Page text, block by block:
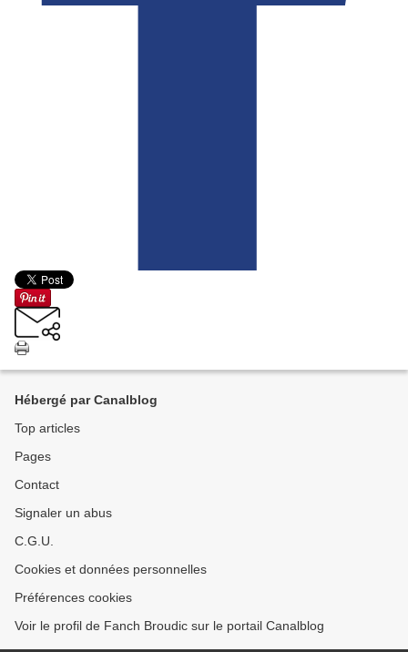
Hébergé par Canalblog
Top articles
Pages
Contact
Signaler un abus
C.G.U.
Cookies et données personnelles
Préférences cookies
Voir le profil de Fanch Broudic sur le portail Canalblog